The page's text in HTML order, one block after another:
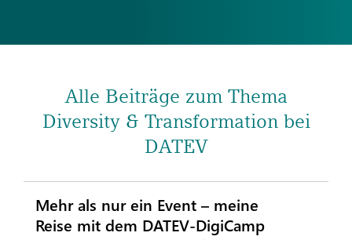
Alle Beiträge zum Thema
Diversity & Transformation bei
DATEV
Mehr als nur ein Event – meine
Reise mit dem DATEV-DigiCamp